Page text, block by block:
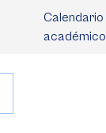
Calendario
académico